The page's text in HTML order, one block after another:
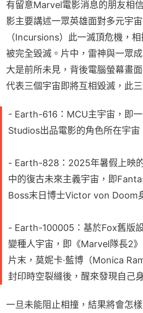
有留意Marvel電影消息的朋友相
影主要講述一眾英雄面對多元宇
（Incursions）此一滅頂危機，
被完全毀滅。片中，雷神與一眾
大是前所未見，背後電腦螢幕畫
代表三個宇宙即將互相毀滅，此
- Earth-616：MCU主宇宙，即
Studios出品電影的角色所在宇宙
- Earth-828：2025年暑假上映
中的復古未來主義宇宙，即
Boss末日博士Victor von Doom
- Earth-100005：基於Fox舊版
變種人宇宙，即《Marvel隊長2
片末，莫妮卡·藍博（Monica
封印時空裂縫後，醒來發現自己
一旦未能阻止相撞，結果將會怎樣